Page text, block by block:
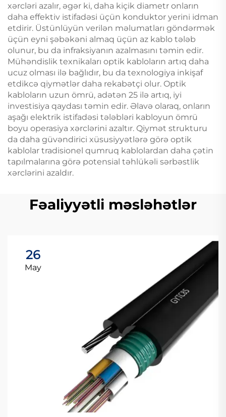
xərcləri azalır, əgər ki, daha kiçik diametr onların
daha effektiv istifadəsi üçün konduktor yerini idman
etdirir. Üstünlüyün verilən məlumatları göndərmək
üçün eyni şəbəkəni almaq üçün az kablo tələb
olunur, bu da infraksiyanın azalmasını təmin edir.
Mühəndislik texnikaları optik kabloların artıq daha
ucuz olması ilə bağlıdır, bu da texnologiya inkişaf
etdikcə qiymətlər daha rekabətçi olur. Optik
kabloların uzun ömrü, adətən 25 ilə artıq, iyi
investisiya qaydası təmin edir. Əlavə olaraq, onların
aşağı elektrik istifadəsi tələbləri kabloyun ömrü
boyu operasiya xərclərini azaltır. Qiymət strukturu
da daha güvəndirici xüsusiyyətlərə görə optik
kablolar tradisionel qumruq kablolardan daha çətin
tapılmalarına görə potensial təhlükəli sərbəstlik
xərclərini azaldır.
Fəaliyyətli məsləhətlər
26
May